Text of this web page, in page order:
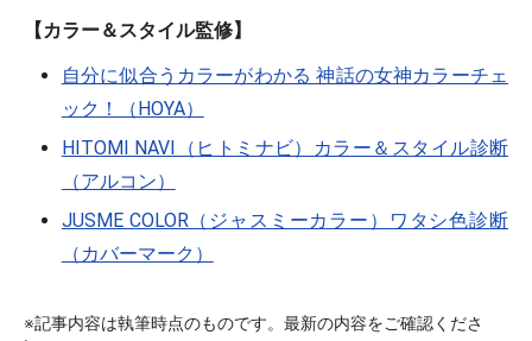
【カラー＆スタイル監修】
自分に似合うカラーがわかる 神話の女神カラーチェ
ック！（HOYA）
HITOMI NAVI（ヒトミナビ）カラー＆スタイル診断
（アルコン）
JUSME COLOR（ジャスミーカラー）ワタシ色診断
（カバーマーク）
※記事内容は執筆時点のものです。最新の内容をご確認くださ